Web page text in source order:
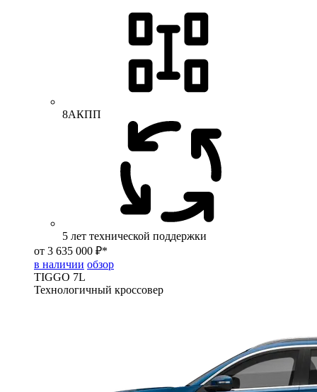
8АКПП
5 лет технической поддержки
от 3 635 000 ₽*
в наличии обзор
TIGGO 7L
Технологичный кроссовер